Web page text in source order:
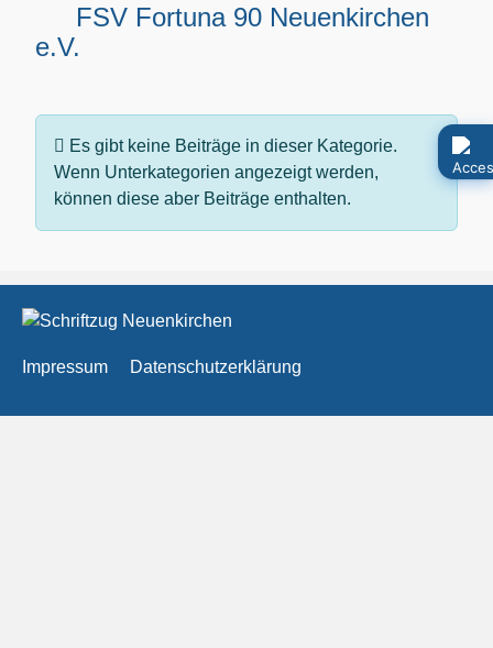
FSV Fortuna 90 Neuenkirchen
e.V.
Information
Es gibt keine Beiträge in dieser Kategorie.
Wenn Unterkategorien angezeigt werden,
können diese aber Beiträge enthalten.
Impressum Datenschutzerklärung